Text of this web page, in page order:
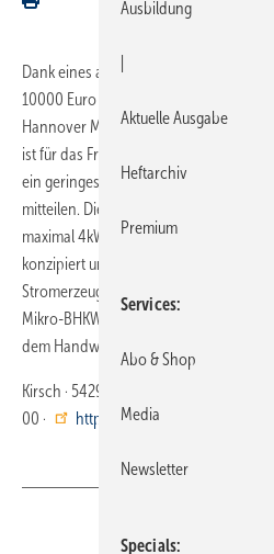
Dank eines attraktiven
10000 Euro (ohne MwSt.) erfreute sich
Hannover Messe eines großen
ist für das Frühjahr 2011 geplant. Das
ein geringes Gewicht und eine
mitteilen. Die in Stufen einstellbare
maximal 4kW. Die Leipziger
konzipiert und patentiert. Das Trierer
Stromerzeuger und Netzersatzanlagen
Mikro-BHKW zur Serienreife weiter.
dem Handwerk.
Kirsch · 54293 Trier · Telefon (06 51) 9
00 ·
http://www.kirsch-
Ausbildung
Aktuelle Ausgabe
Heftarchiv
Premium
Services
Abo & Shop
Media
Newsletter
Specials